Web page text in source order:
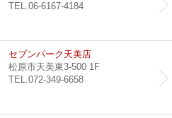
TEL.06-6167-4184
セブンパーク天美店
松原市天美東3-500 1F
TEL.072-349-6658